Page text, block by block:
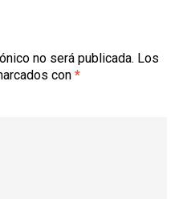
no será publicada. Los
con *